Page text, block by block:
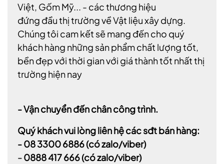
Việt, Gốm Mỹ... - các thương hiệu
đứng đầu thị trường về Vật liệu xây dựng.
Chúng tôi cam kết sẽ mang đến cho quý
khách hàng những sản phẩm chất lượng tốt,
bền đẹp với thời gian với giá thành tốt nhất thị
trường hiện nay
- Vận chuyển đến chân công trình.
Quý khách vui lòng liên hệ các sđt bán hàng:
-08 3300 6886(có zalo/viber)
-0888 417 666(có zalo/viber)